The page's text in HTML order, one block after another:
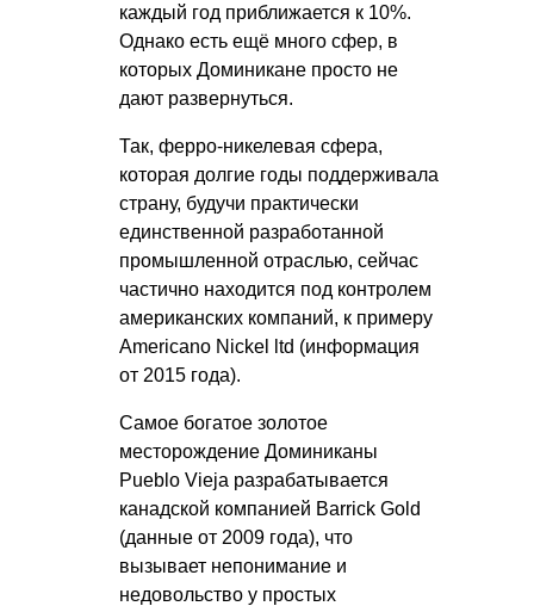
каждый год приближается к 10%.
Однако есть ещё много сфер, в
которых Доминикане просто не
дают развернуться.
Так, ферро-никелевая сфера,
которая долгие годы поддерживала
страну, будучи практически
единственной разработанной
промышленной отраслью, сейчас
частично находится под контролем
американских компаний, к примеру
Americano Nickel ltd (информация
от 2015 года).
Самое богатое золотое
месторождение Доминиканы
Pueblo Vieja разрабатывается
канадской компанией Barrick Gold
(данные от 2009 года), что
вызывает непонимание и
недовольство у простых